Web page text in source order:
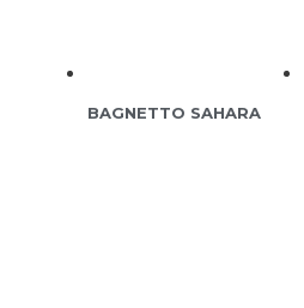
BAGNETTO SAHARA